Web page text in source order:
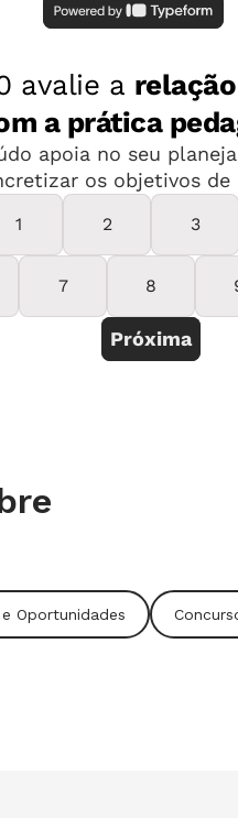
o conteúdo,
aqui para ver outras
e Oportunidades